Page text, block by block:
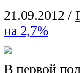
21.09.2012 /
на 2,7%
В первой